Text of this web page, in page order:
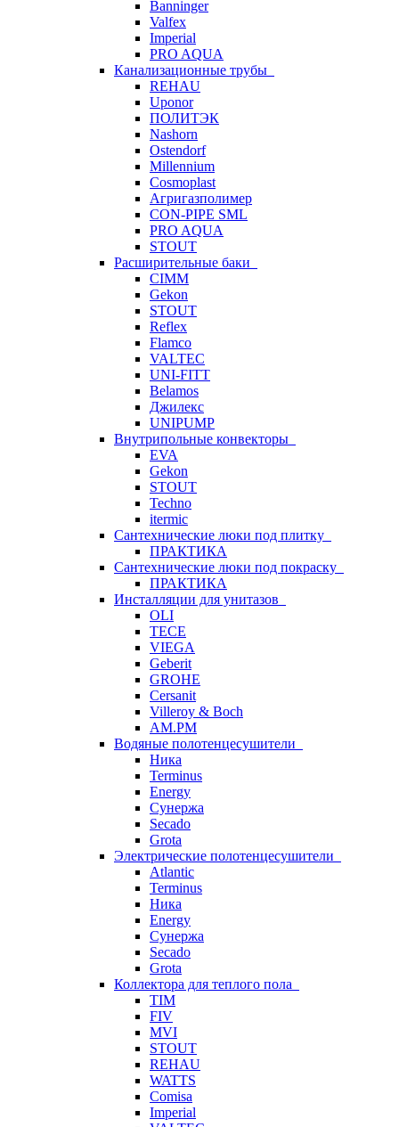
Banninger
Valfex
Imperial
PRO AQUA
Канализационные трубы
REHAU
Uponor
ПОЛИТЭК
Nashorn
Ostendorf
Millennium
Cosmoplast
Агригазполимер
CON-PIPE SML
PRO AQUA
STOUT
Расширительные баки
CIMM
Gekon
STOUT
Reflex
Flamco
VALTEC
UNI-FITT
Belamos
Джилекс
UNIPUMP
Внутрипольные конвекторы
EVA
Gekon
STOUT
Techno
itermic
Сантехнические люки под плитку
ПРАКТИКА
Сантехнические люки под покраску
ПРАКТИКА
Инсталляции для унитазов
OLI
TECE
VIEGA
Geberit
GROHE
Cersanit
Villeroy & Boch
AM.PM
Водяные полотенцесушители
Ника
Terminus
Energy
Сунержа
Secado
Grota
Электрические полотенцесушители
Atlantic
Terminus
Ника
Energy
Сунержа
Secado
Grota
Коллектора для теплого пола
TIM
FIV
MVI
STOUT
REHAU
WATTS
Comisa
Imperial